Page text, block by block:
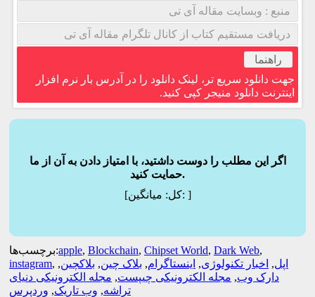
منبع : وبسایت مقاله آی تی
دریافت مستقیم کتاب از کانال تلگرام مقاله آی تی
راهنما
جهت دانلود سریع تر، لینک دانلود را در آدرس بار نرم افزار
اینترنت دانلود منیجر کپی کنید.
اگر این مطلب را دوست داشتید، با امتیاز دادن به آن از ما
حمایت کنید.
[کل:میانگین: ]
برچسب‌ها:apple, Blockchain, Chipset World, Dark Web,
instagram, اپل, اخبار تکنولوژی, اینستاگرام, بلاک چین, بلاکچین,
دارک وب, مجله الکترونیکی چیپست, مجله الکترونیکی دنیای
تراشه, وب تاریک, وردپرس